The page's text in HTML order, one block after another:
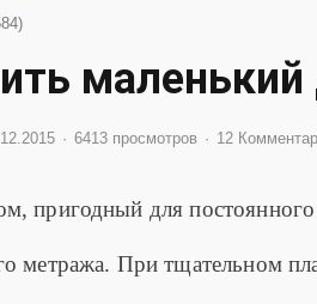
6413 просмотров 12
пригодный для
метража. При тщательном